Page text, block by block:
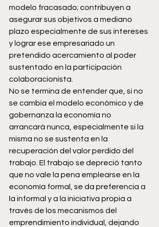
modelo fracasado; contribuyen a
asegurar sus objetivos a mediano
plazo especialmente de sus intereses
y lograr ese empresariado un
pretendido acercamiento al poder
sustentado en la participación
colaboracionista.
No se termina de entender que, si no
se cambia el modelo económico y de
gobernanza la economía no
arrancará nunca, especialmente si la
misma no se sustenta en la
recuperación del valor perdido del
trabajo. El trabajo se depreció tanto
que no vale la pena emplearse en la
economía formal, se da preferencia a
la informal y a la iniciativa propia a
través de los mecanismos del
emprendimiento individual, dejando